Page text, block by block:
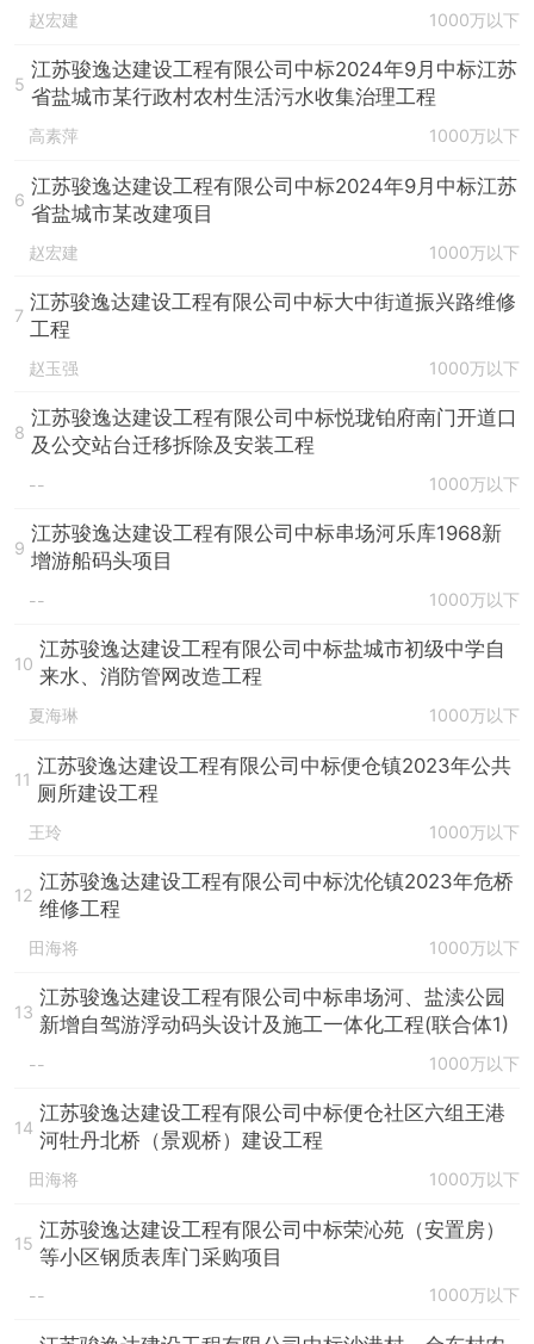
赵宏建 1000万以下
5
江苏骏逸达建设工程有限公司中标2024年9月中标江苏
省盐城市某行政村农村生活污水收集治理工程
高素萍 1000万以下
6
江苏骏逸达建设工程有限公司中标2024年9月中标江苏
省盐城市某改建项目
赵宏建 1000万以下
7
江苏骏逸达建设工程有限公司中标大中街道振兴路维修
工程
赵玉强 1000万以下
8
江苏骏逸达建设工程有限公司中标悦珑铂府南门开道口
及公交站台迁移拆除及安装工程
-- 1000万以下
9
江苏骏逸达建设工程有限公司中标串场河乐库1968新
增游船码头项目
-- 1000万以下
10
江苏骏逸达建设工程有限公司中标盐城市初级中学自
来水、消防管网改造工程
夏海琳 1000万以下
11
江苏骏逸达建设工程有限公司中标便仓镇2023年公共
厕所建设工程
王玲 1000万以下
12
江苏骏逸达建设工程有限公司中标沈伦镇2023年危桥
维修工程
田海将 1000万以下
13
江苏骏逸达建设工程有限公司中标串场河、盐渎公园
新增自驾游浮动码头设计及施工一体化工程(联合体1)
-- 1000万以下
14
江苏骏逸达建设工程有限公司中标便仓社区六组王港
河牡丹北桥（景观桥）建设工程
田海将 1000万以下
15
江苏骏逸达建设工程有限公司中标荣沁苑（安置房）
等小区钢质表库门采购项目
-- 1000万以下